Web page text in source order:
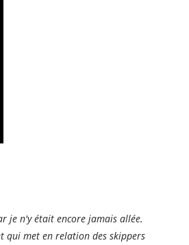
je n'y était encore jamais allée.
qui met en relation des skippers